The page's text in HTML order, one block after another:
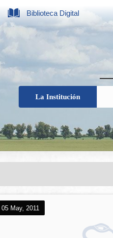
Biblioteca Digital
La Institución
05 May, 2011